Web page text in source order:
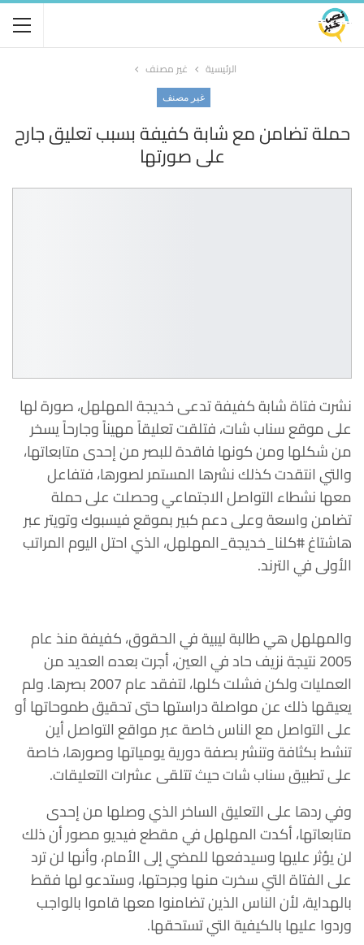
الرئيسية غير مصنف
غير مصنف
حملة تضامن مع شابة كفيفة بسبب تعليق جارح
على صورتها
نشرت فتاة شابة كفيفة تدعى خديجة المهلهل، صورة لها
على موقع سناب شات، فتلقت تعليقاً مهيناً وجارحاً يسخر
من شكلها ومن كونها فاقدة للبصر من إحدى متابعاتها،
والتي انتقدت كذلك نشرها المستمر لصورها، فتفاعل
معها نشطاء التواصل الاجتماعي وحصلت على حملة
تضامن واسعة وعلى دعم كبير بموقع فيسبوك وتويتر عبر
هاشتاغ #كلنا_خديجة_المهلهل، الذي احتل اليوم المراتب
الأولى في الترند.
والمهلهل هي طالبة ليبية في الحقوق، كفيفة منذ عام
2005 نتيجة نزيف حاد في العين، أجرت بعده العديد من
العمليات ولكن فشلت كلها، لتفقد عام 2007 بصرها. ولم
يعيقها ذلك عن مواصلة دراستها حتى تحقيق طموحاتها أو
على التواصل مع الناس خاصة عبر مواقع التواصل أين
تنشط بكثافة وتنشر بصفة دورية يومياتها وصورها، خاصة
على تطبيق سناب شات حيث تتلقى عشرات التعليقات.
وفي ردها على التعليق الساخر الذي وصلها من إحدى
متابعاتها، أكدت المهلهل في مقطع فيديو مصور أن ذلك
لن يؤثر عليها وسيدفعها للمضي إلى الأمام، وأنها لن ترد
على الفتاة التي سخرت منها وجرحتها، وستدعو لها فقط
بالهداية، لأن الناس الذين تضامنوا معها قاموا بالواجب
وردوا عليها بالكيفية التي تستحقها.